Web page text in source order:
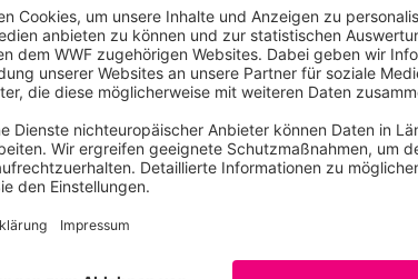
E-Mail
Tel: 030311777971